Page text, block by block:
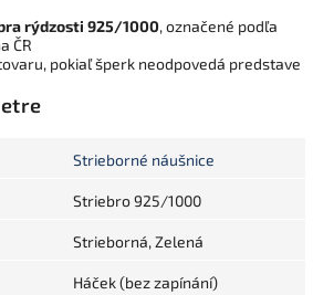
rýdzosti 925/1000, označené podľa
ČR
pokiaľ šperk neodpovedá predstave
Strieborné náušnice
Striebro 925/1000
Strieborná, Zelená
Háček (bez zapínání)